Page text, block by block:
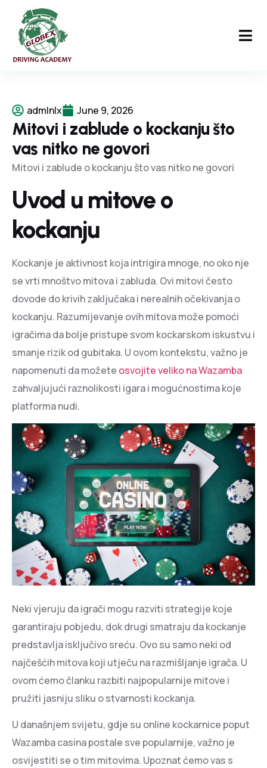
admlnlx June 9, 2026
Mitovi i zablude o kockanju što
vas nitko ne govori
Mitovi i zablude o kockanju što vas nitko ne govori
Uvod u mitove o
kockanju
Kockanje je aktivnost koja intrigira mnoge, no oko nje
se vrti mnoštvo mitova i zabluda. Ovi mitovi često
dovode do krivih zaključaka i nerealnih očekivanja o
kockanju. Razumijevanje ovih mitova može pomoći
igračima da bolje pristupe svom kockarskom iskustvu i
smanje rizik od gubitaka. U ovom kontekstu, važno je
napomenuti da možete osvojite veliko na Wazamba
zahvaljujući raznolikosti igara i mogućnostima koje
platforma nudi.
Neki vjeruju da igrači mogu razviti strategije koje
garantiraju pobjedu, dok drugi smatraju da kockanje
predstavlja isključivo sreću. Ovo su samo neki od
najčešćih mitova koji utječu na razmišljanje igrača. U
ovom ćemo članku razbiti najpopularnije mitove i
pružiti jasniju sliku o stvarnosti kockanja.
U današnjem svijetu, gdje su online kockarnice poput
Wazamba casina postale sve popularnije, važno je
osvijestiti se o tim mitovima. Upoznat ćemo vas s